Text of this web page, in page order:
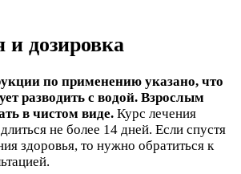
дозировка
по применению указано, что
разводить с водой. Взрослым
в чистом виде. Курс лечения
не более 14 дней. Если спустя
здоровья, то нужно обратиться к